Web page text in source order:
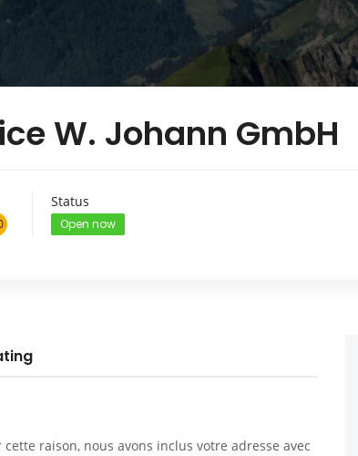
W. Johann GmbH
Status
Open now
raison, nous avons inclus votre adresse avec